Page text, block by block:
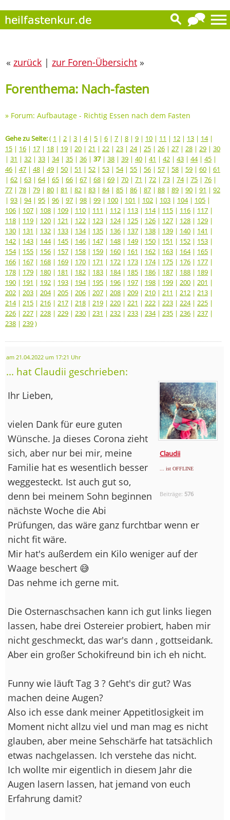
« zurück | zur Foren-Übersicht »
Forenthema: Nach-fasten
» Forum: Aufbautage - Richtig Essen nach dem Fasten
Gehe zu Seite:( 1 | 2 | 3 | 4| 5 | 6 | 7 | 8 | 9 | 10 | 11 | 12 | 13 | 14|
15 | 16 | 17 | 18 | 19 | 20 | 21 | 22 | 23 | 24| 25 | 26 | 27 | 28 | 29 | 30
| 31 | 32 | 33 | 34| 35 | 36 | 37| 38 | 39 | 40 | 41 | 42 | 43 | 44| 45 |
46 | 47 | 48 | 49 | 50 | 51 | 52 | 53 | 54| 55 | 56 | 57 | 58 | 59 | 60 | 61
| 62 | 63 | 64| 65 | 66 | 67 | 68 | 69 | 70 | 71 | 72 | 73 | 74| 75 | 76 |
77 | 78 | 79 | 80 | 81 | 82 | 83 | 84| 85 | 86 | 87 | 88 | 89 | 90 | 91 | 92
| 93 | 94| 95 | 96 | 97 | 98 | 99 | 100 | 101 | 102 | 103 | 104| 105 |
106 | 107 | 108 | 109 | 110 | 111 | 112 | 113 | 114| 115 | 116 | 117 |
118 | 119 | 120 | 121 | 122 | 123 | 124| 125 | 126 | 127 | 128 | 129 |
130 | 131 | 132 | 133 | 134| 135 | 136 | 137 | 138 | 139 | 140 | 141 |
142 | 143 | 144| 145 | 146 | 147 | 148 | 149 | 150 | 151 | 152 | 153 |
154| 155 | 156 | 157 | 158 | 159 | 160 | 161 | 162 | 163 | 164| 165 |
166 | 167 | 168 | 169 | 170 | 171 | 172 | 173 | 174| 175 | 176 | 177 |
178 | 179 | 180 | 181 | 182 | 183 | 184| 185 | 186 | 187 | 188 | 189 |
190 | 191 | 192 | 193 | 194| 195 | 196 | 197 | 198 | 199 | 200 | 201 |
202 | 203 | 204| 205 | 206 | 207 | 208 | 209 | 210 | 211 | 212 | 213 |
214| 215 | 216 | 217 | 218 | 219 | 220 | 221 | 222 | 223 | 224| 225 |
226 | 227 | 228 | 229 | 230 | 231 | 232 | 233 | 234| 235 | 236 | 237 |
238 | 239)
am 21.04.2022 um 17:21 Uhr
... hat Claudii geschrieben:
Claudii
... ist OFFLINE
Beiträge: 576
Ihr Lieben,
vielen Dank für eure guten
Wünsche. Ja dieses Corona zieht
sich, aber nur bei mir, meine
Familie hat es wesentlich besser
weggesteckt. Ist auch gut so,
denn bei meinem Sohn beginnen
nächste Woche die Abi
Prüfungen, das wäre ganz furchtbar wenn er
nicht fit wäre.
Mir hat's außerdem ein Kilo weniger auf der
Waage beschert 😅
Das nehme ich gerne mit.
Die Osternaschsachen kann ich gut links liegen
lassen, habe drei Ostereier probiert, haben mir
nicht geschmeckt, das war's dann , gottseidank.
Aber ein großer Schokifreund bin ich eh nicht.
Funny wie läuft Tag 3 ? Geht's dir gut? Was
machen deine Augen?
Also ich esse dank meiner Appetitlosigkeit im
Moment nicht allzu viel und man mag es nicht
glauben, aber meine Sehschärfe hat tatsächlich
etwas nachgelassen. Ich verstehe das nicht.
Ich wollte mir eigentlich in diesem Jahr die
Augen lasern lassen, hat jemand von euch
Erfahrung damit?